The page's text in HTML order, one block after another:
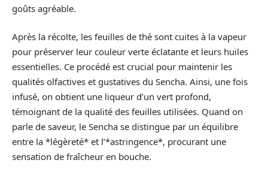
goûts agréable.
Après la récolte, les feuilles de thé sont cuites à la vapeur
pour préserver leur couleur verte éclatante et leurs huiles
essentielles. Ce procédé est crucial pour maintenir les
qualités olfactives et gustatives du Sencha. Ainsi, une fois
infusé, on obtient une liqueur d’un vert profond,
témoignant de la qualité des feuilles utilisées. Quand on
parle de saveur, le Sencha se distingue par un équilibre
entre la *légèreté* et l’*astringence*, procurant une
sensation de fraîcheur en bouche.